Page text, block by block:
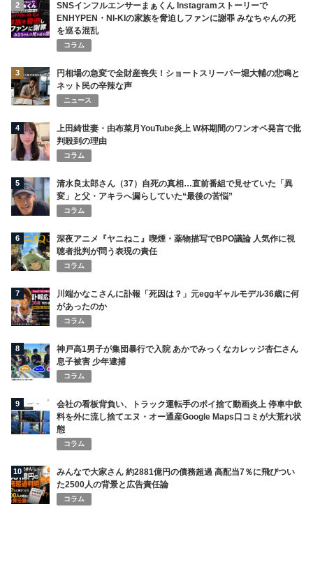
2
SNSインフルエンサーまぁくん Instagramストーリーで
ENHYPEN・NI-KIの家族を脅迫しファンに謝罪 みなちゃんの死
を巡る混乱
コラム
3
円相場の急変で全財産喪失！ショートスリーパー堀大輔の悲鳴と
ネット民の辛辣な声
ニュース
4
上田綺世妻・由布菜月YouTube炎上 W杯期間のワンオペ発言で批
判殺到の理由
コラム
5
清水良太郎さん（37）自死の真相…直前番組で見せていた「異
変」と父・アキラへ漏らしていた“最後の苦悩”
コラム
6
深夜アニメ『ヤニねこ』喫煙・薬物描写でBPO議論 人気作に視
聴者批判が問う表現の責任
コラム
7
川端かなこさんに訃報「死因は？」元eggギャルモデル36歳に何
があったのか
コラム
8
神戸高1男子が集団暴行で入院 あかでみっくなカレッジ杏仁さん
息子被害 少年逮捕
コラム
9
会社の看板背負い、トラック運転手のポイ捨て動画炎上 停車中飲
料を外に流し捨てエヌ・オー通産Google Maps口コミが大荒れ状
態
コラム
10
みんなで大家さん 約2881億円の債務超過 高配当7％に飛びつい
た2500人の背景と広告責任論
コラム